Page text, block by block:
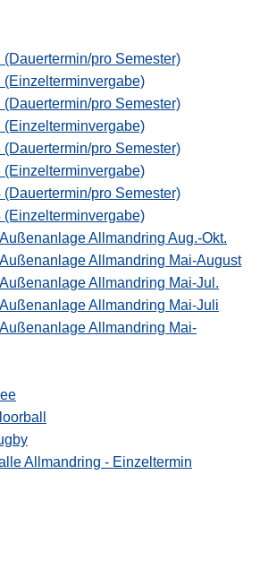
(Dauertermin/pro Semester)
(Einzelterminvergabe)
(Dauertermin/pro Semester)
(Einzelterminvergabe)
(Dauertermin/pro Semester)
(Einzelterminvergabe)
(Dauertermin/pro Semester)
(Einzelterminvergabe)
Allmandring Aug.-Okt.
Allmandring Mai-August
Allmandring Mai-Jul.
Allmandring Mai-Juli
Allmandring Mai-
Allmandring - Einzeltermin